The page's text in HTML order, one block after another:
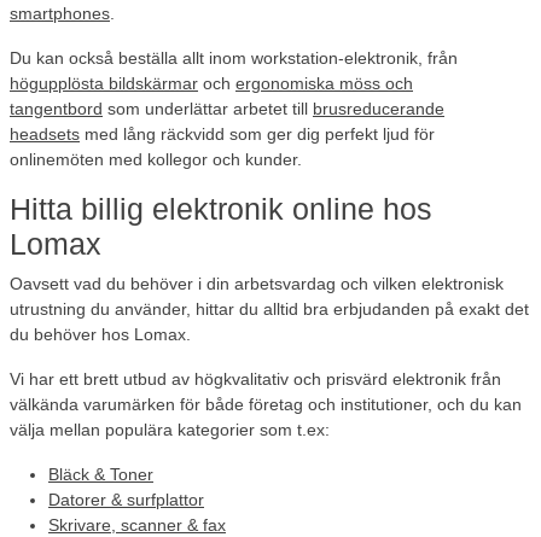
smartphones
Du kan också beställa allt inom workstation-elektronik, från
högupplösta bildskärmar och ergonomiska möss och
tangentbord som underlättar arbetet till brusreducerande
headsets med lång räckvidd som ger dig perfekt ljud för
onlinemöten med kollegor och kunder.
Hitta billig elektronik online hos
Lomax
Oavsett vad du behöver i din arbetsvardag och vilken elektronisk
utrustning du använder, hittar du alltid bra erbjudanden på exakt det
du behöver hos Lomax.
Vi har ett brett utbud av högkvalitativ och prisvärd elektronik från
välkända varumärken för både företag och institutioner, och du kan
välja mellan populära kategorier som t.ex:
Bläck & Toner
Datorer & surfplattor
Skrivare, scanner & fax